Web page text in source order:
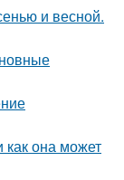
и весной.
как она может